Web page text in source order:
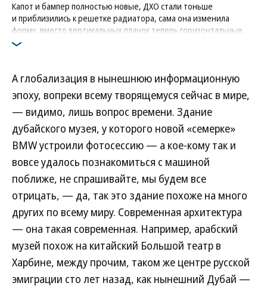
Капот и бампер полностью новые, ДХО стали тоньше
и приблизились к решетке радиатора, сама она изменила
форму, вместо вертикальных планок теперь горизонтальные,
кромка подсвечивается. Основная оптика —
А глобализация в нынешнюю информационную
эпоху, вопреки всему творящемуся сейчас в мире,
— видимо, лишь вопрос времени. Здание
дубайского музея, у которого новой «семерке»
BMW устроили фотосессию — а кое-кому так и
вовсе удалось познакомиться с машиной
поближе, не спрашивайте, мы будем все
отрицать, — да, так это здание похоже на много
других по всему миру. Современная архитектура
— она такая современная. Например, арабский
музей похож на китайский Большой театр в
Харбине, между прочим, таком же центре русской
эмиграции сто лет назад, как нынешний Дубай —